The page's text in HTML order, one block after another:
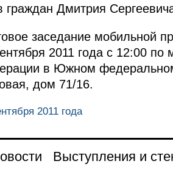
граждан Дмитрия
заседание мобильной
2011 года с 12:00
в Южном
дом 71/16.
2011 года
Выступления и